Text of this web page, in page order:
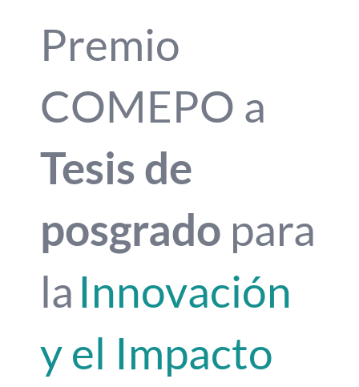
AlianzasPremio
COMEPO a
Tesis de
posgrado para
laInnovación
y el Impacto